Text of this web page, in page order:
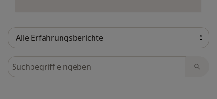
Bewertungen durchsuchen